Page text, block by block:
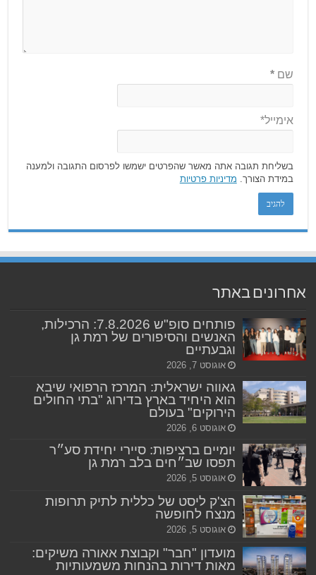
שם*
אימייל*
בשליחת תגובה אתה מאשר שהפרטים ישמשו לפרסום התגובה ולמענה
במידת הצורך. מדיניות פרטיות
אחרונים באתר
פותחים סופ"ש 7.8.2026: הרכילות,
האנשים והסיפורים של רמת גן
וגבעתיים
אוגוסט 7, 2026
גאווה ישראלית: המרכז הרפואי שיבא
הוא היחיד בארץ בדירוג "בתי החולים
הירוקים" בעולם
אוגוסט 6, 2026
יומיים ברציפות: סיירי יחידת סע״ר
תפסו שב״חים בלב רמת גן
אוגוסט 5, 2026
הצ'ק ליסט של כללית לתיק תרופות
מנצח לחופשה
אוגוסט 5, 2026
מועדון "חבר" וקבוצת אאורה משיקים:
מאות דירות בהנחות משמעותיות